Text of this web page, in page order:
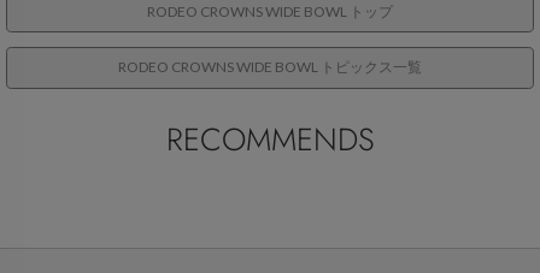
RODEO CROWNS WIDE BOWL トップ
RODEO CROWNS WIDE BOWL トピックス一覧
RECOMMENDS